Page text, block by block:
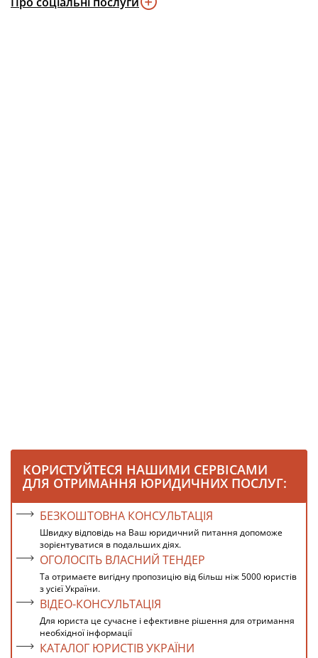
КОРИСТУЙТЕСЯ НАШИМИ СЕРВІСАМИ
ДЛЯ ОТРИМАННЯ ЮРИДИЧНИХ ПОСЛУГ:
БЕЗКОШТОВНА КОНСУЛЬТАЦІЯ
Швидку відповідь на Ваш юридичний питання допоможе
зорієнтуватися в подальших діях.
ОГОЛОСІТЬ ВЛАСНИЙ ТЕНДЕР
Та отримаєте вигідну пропозицію від більш ніж 5000 юристів
з усієї України.
ВІДЕО-КОНСУЛЬТАЦІЯ
Для юриста це сучасне і ефективне рішення для отримання
необхідної інформації
КАТАЛОГ ЮРИСТІВ УКРАЇНИ